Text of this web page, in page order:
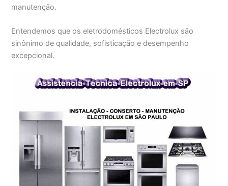
manutenção.
Entendemos que os eletrodomésticos Electrolux são
sinônimo de qualidade, sofisticação e desempenho
excepcional.